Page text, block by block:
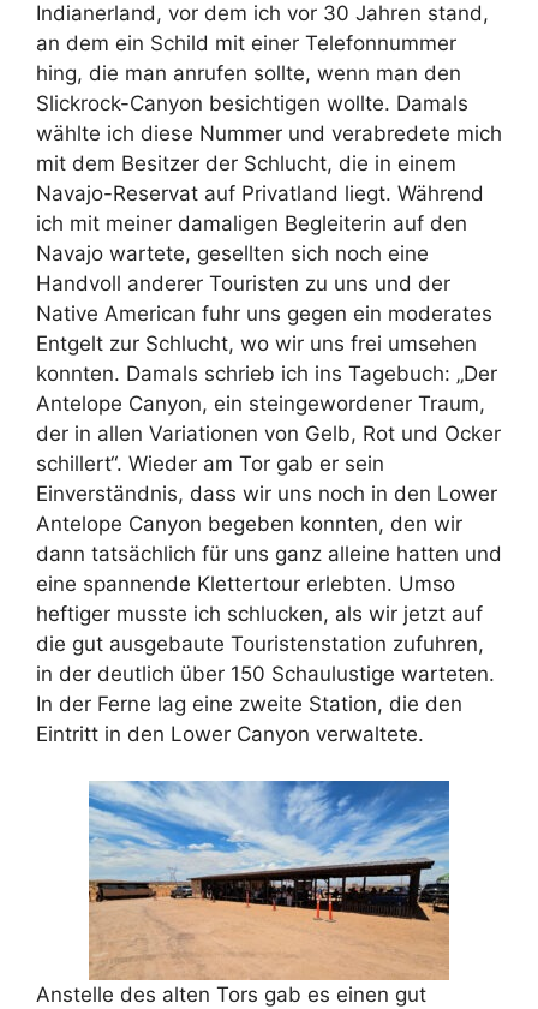
Indianerland, vor dem ich vor 30 Jahren stand,
an dem ein Schild mit einer Telefonnummer
hing, die man anrufen sollte, wenn man den
Slickrock-Canyon besichtigen wollte. Damals
wählte ich diese Nummer und verabredete mich
mit dem Besitzer der Schlucht, die in einem
Navajo-Reservat auf Privatland liegt. Während
ich mit meiner damaligen Begleiterin auf den
Navajo wartete, gesellten sich noch eine
Handvoll anderer Touristen zu uns und der
Native American fuhr uns gegen ein moderates
Entgelt zur Schlucht, wo wir uns frei umsehen
konnten. Damals schrieb ich ins Tagebuch: „Der
Antelope Canyon, ein steingewordener Traum,
der in allen Variationen von Gelb, Rot und Ocker
schillert“. Wieder am Tor gab er sein
Einverständnis, dass wir uns noch in den Lower
Antelope Canyon begeben konnten, den wir
dann tatsächlich für uns ganz alleine hatten und
eine spannende Klettertour erlebten. Umso
heftiger musste ich schlucken, als wir jetzt auf
die gut ausgebaute Touristenstation zufuhren,
in der deutlich über 150 Schaulustige warteten.
In der Ferne lag eine zweite Station, die den
Eintritt in den Lower Canyon verwaltete.
Anstelle des alten Tors gab es einen gut